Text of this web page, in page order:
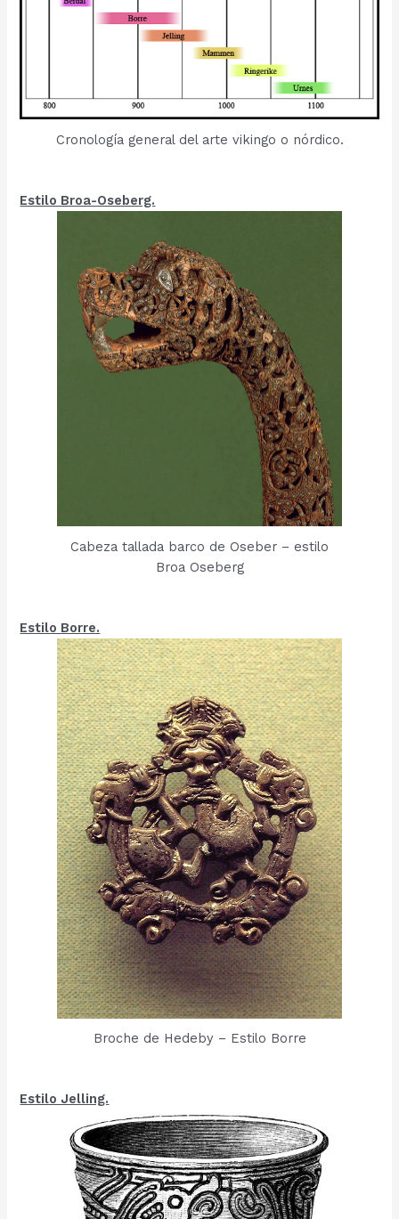
Cronología general del arte vikingo o nórdico.
Estilo Broa-Oseberg.
Cabeza tallada barco de Oseber – estilo
Broa Oseberg
Estilo Borre.
Broche de Hedeby – Estilo Borre
Estilo Jelling.